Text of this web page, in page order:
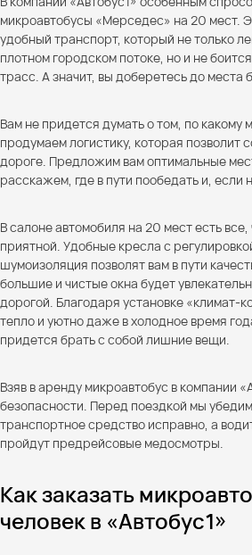
микроавтобусы «Мерседес» на 20 мест.
удобный транспорт, который не только
плотном городском потоке, но и не
трасс. А значит, вы доберетесь до места
Вам не придется думать о том, по какому
продумаем логистику, которая позволит
дороге. Предложим вам оптимальные
расскажем, где в пути пообедать и, если
В салоне автомобиля на 20 мест есть
приятной. Удобные кресла с
шумоизоляция позволят вам в пути
большие и чистые окна будет
дорогой. Благодаря установке «климат-
тепло и уютно даже в холодное время
придется брать с собой лишние вещи.
Взяв в аренду микроавтобус в компании
безопасности. Перед поездкой мы
транспортное средство исправно, а
пройдут предрейсовые медосмотры.
Как заказать
человек в «Автобус1»